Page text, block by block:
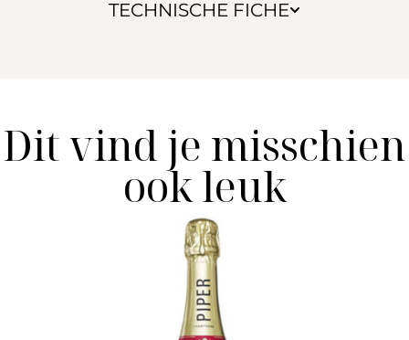
TECHNISCHE FICHE
Dit vind je misschien
ook leuk